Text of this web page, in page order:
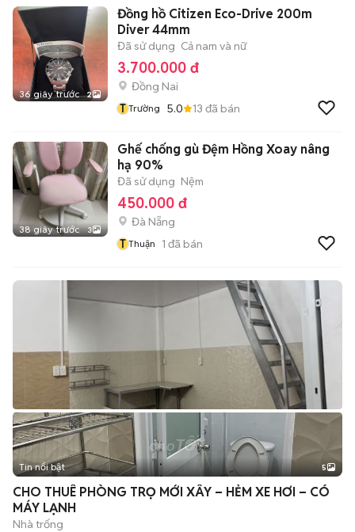
36 giây trước 2
Đồng hồ Citizen Eco-Drive 200m
Diver 44mm
Đã sử dụng Cả nam và nữ
3.700.000 đ
Đồng Nai
T Trường 5.0 13 đã bán
38 giây trước 3
Ghế chống gù Đệm Hồng Xoay nâng
hạ 90%
Đã sử dụng Nệm
450.000 đ
Đà Nẵng
T Thuận 1 đã bán
Tin nổi bật 5
CHO THUÊ PHÒNG TRỌ MỚI XÂY – HẺM XE HƠI – CÓ
MÁY LẠNH
Nhà trống